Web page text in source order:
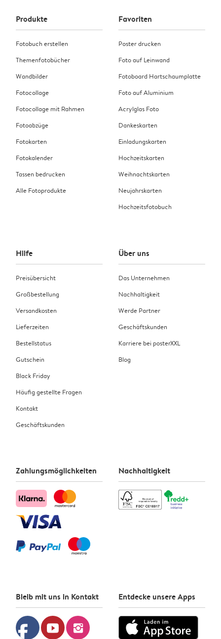
Produkte
Fotobuch erstellen
Themenfotobücher
Wandbilder
Fotocollage
Fotocollage mit Rahmen
Fotoabzüge
Fotokarten
Fotokalender
Tassen bedrucken
Alle Fotoprodukte
Favoriten
Poster drucken
Foto auf Leinwand
Fotoboard Hartschaumplatte
Foto auf Aluminium
Acrylglas Foto
Dankeskarten
Einladungskarten
Hochzeitskarten
Weihnachtskarten
Neujahrskarten
Hochzeitsfotobuch
Hilfe
Preisübersicht
Großbestellung
Versandkosten
Lieferzeiten
Bestellstatus
Gutschein
Black Friday
Häufig gestellte Fragen
Kontakt
Geschäftskunden
Über uns
Das Unternehmen
Nachhaltigkeit
Werde Partner
Geschäftskunden
Karriere bei posterXXL
Blog
Zahlungsmöglichkeiten Nachhaltigkeit
Bleib mit uns in Kontakt
facebook youtube instagram
Entdecke unsere Apps